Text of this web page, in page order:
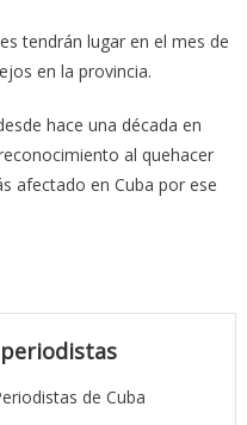
tendrán lugar en el mes de
en la provincia.
hace una década en
al quehacer
afectado en Cuba por ese
de Cuba